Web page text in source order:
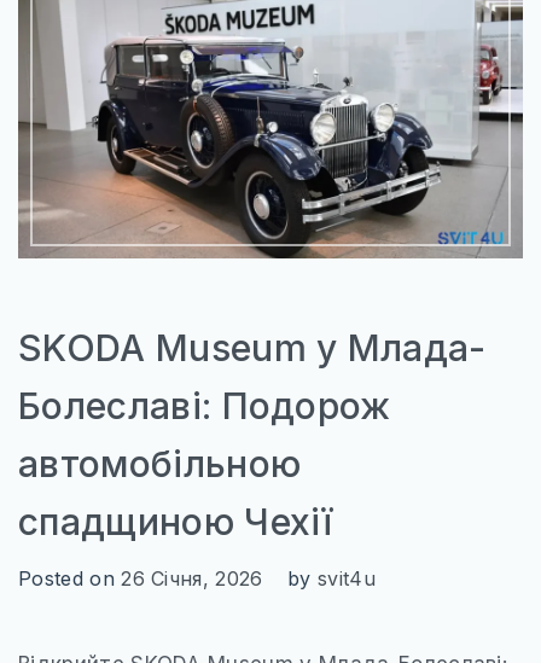
ПРОЖИВАННЯ
СОФТ ДЛЯ ТУРИСТА
КАРТИ
ПРОЖИВАННЯ
ПУТІВНИКИ
SKODA Museum у Млада-
Болеславі: Подорож
автомобільною
спадщиною Чехії
Posted on26 Січня, 2026 by svit4u